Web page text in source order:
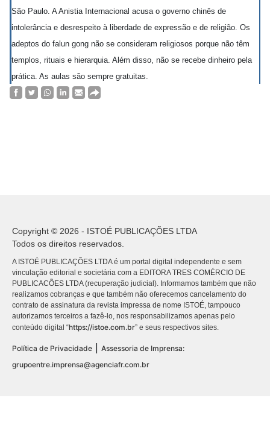
São Paulo. A Anistia Internacional acusa o governo chinês de
intolerância e desrespeito à liberdade de expressão e de religião. Os
adeptos do falun gong não se consideram religiosos porque não têm
templos, rituais e hierarquia. Além disso, não se recebe dinheiro pela
prática. As aulas são sempre gratuitas.
Copyright © 2026 - ISTOÉ PUBLICAÇÕES LTDA
Todos os direitos reservados.
A ISTOÉ PUBLICAÇÕES LTDA é um portal digital independente e sem
vinculação editorial e societária com a EDITORA TRES COMÉRCIO DE
PUBLICACÕES LTDA (recuperação judicial). Informamos também que não
realizamos cobranças e que também não oferecemos cancelamento do
contrato de assinatura da revista impressa de nome ISTOÉ, tampouco
autorizamos terceiros a fazê-lo, nos responsabilizamos apenas pelo
conteúdo digital “https://istoe.com.br” e seus respectivos sites.
Política de Privacidade
Assessoria de Imprensa:
grupoentre.imprensa@agenciafr.com.br